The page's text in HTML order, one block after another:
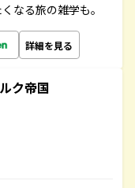
なる旅の雑学も。
詳細を見る
ク帝国